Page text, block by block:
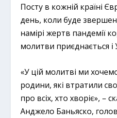
Посту в кожній країні
день, коли буде
намірі жертв пандемії
молитви приєднається і
«У цій молитві ми
родини, які втратили
про всіх, хто хворіє», –
Анджело Баньяско,